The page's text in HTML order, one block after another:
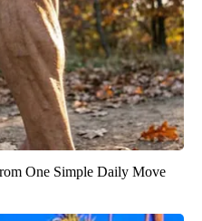
One Simple Daily Move